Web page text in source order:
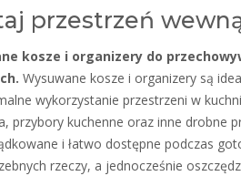
przestrzeń
kosze i organizery do
Wysuwane kosze i organizery są
wykorzystanie przestrzeni w
przybory kuchenne oraz inne drobne
i łatwo dostępne podczas
rzeczy, a jednocześnie